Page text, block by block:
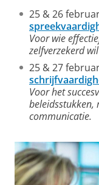
25 & 26
Voor wie
zelfverzekerd
25 & 27
Voor het
beleidsstukken,
communicatie.